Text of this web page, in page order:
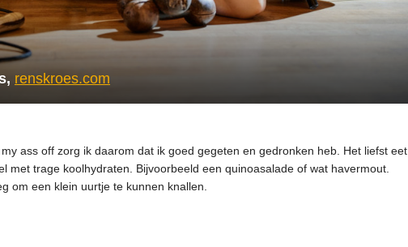
renskroes.com
ass off zorg ik daarom dat ik goed gegeten en gedronken heb. Het liefst eet
met trage koolhydraten. Bijvoorbeeld een quinoasalade of wat havermout.
om een klein uurtje te kunnen knallen.